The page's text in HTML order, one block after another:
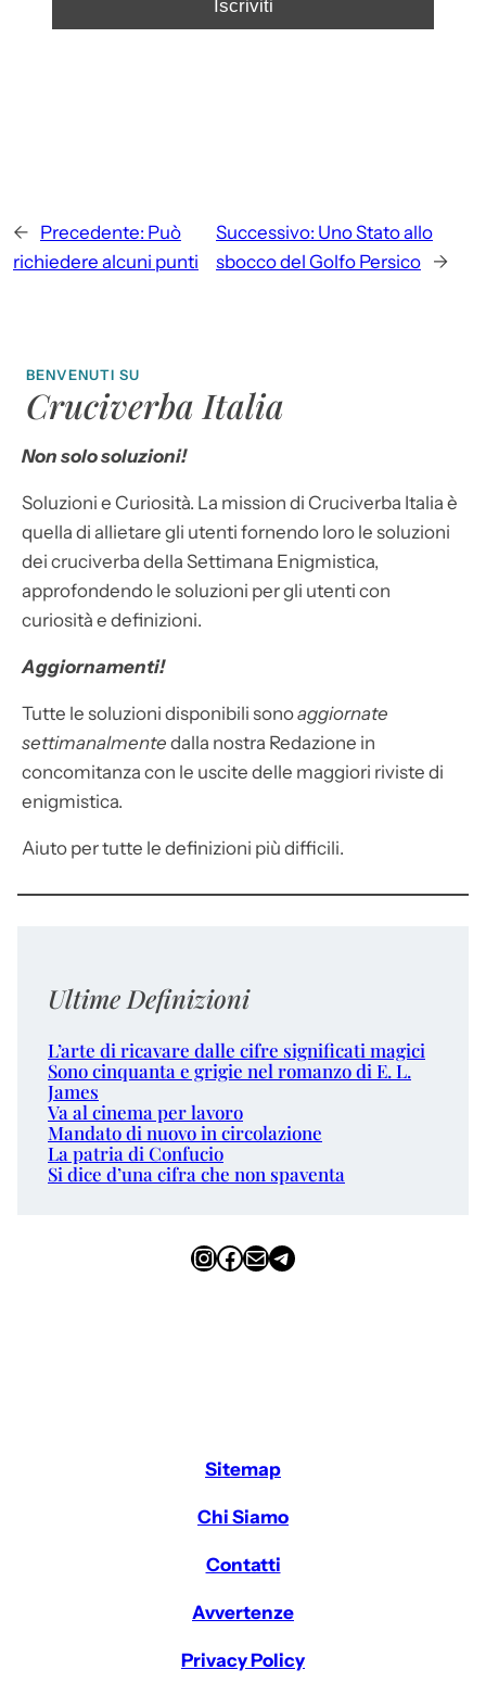
← Precedente: Può
richiedere alcuni punti
Successivo: Uno Stato allo
sbocco del Golfo Persico
→
BENVENUTI SU
Cruciverba Italia
Non solo soluzioni!
Soluzioni e Curiosità. La mission di Cruciverba Italia è
quella di allietare gli utenti fornendo loro le soluzioni
dei cruciverba della Settimana Enigmistica,
approfondendo le soluzioni per gli utenti con
curiosità e definizioni.
Aggiornamenti!
Tutte le soluzioni disponibili sonoaggiornate
settimanalmente dalla nostra Redazione in
concomitanza con le uscite delle maggiori riviste di
enigmistica.
Aiuto per tutte le definizioni più difficili.
Ultime Definizioni
L’arte di ricavare dalle cifre significati magici
Sono cinquanta e grigie nel romanzo di E. L.
James
Va al cinema per lavoro
Mandato di nuovo in circolazione
La patria di Confucio
Si dice d’una cifra che non spaventa
InstagramFacebook Email Telegram
Sitemap
Chi Siamo
Contatti
Avvertenze
Privacy Policy